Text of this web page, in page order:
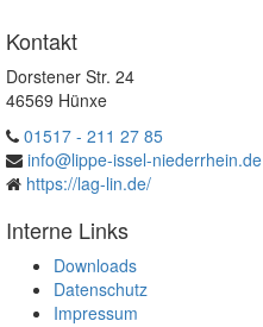
Kontakt
Dorstener Str. 24
46569 Hünxe
01517 - 211 27 85
info@lippe-issel-niederrhein.de
https://lag-lin.de/
Interne Links
Downloads
Datenschutz
Impressum